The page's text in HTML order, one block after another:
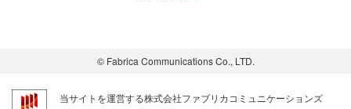
© Fabrica Communications Co., LTD.
当サイトを運営する株式会社ファブリカコミュニケーションズ